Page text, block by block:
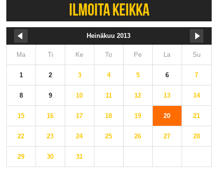
ILMOITA KEIKKA
Heinäkuu 2013
Ma Ti Ke To Pe La Su
1 2 3 4 5 6 7
8 9 10 11 12 13 14
15 16 17 18 19 20 21
22 23 24 25 26 27 28
29 30 31